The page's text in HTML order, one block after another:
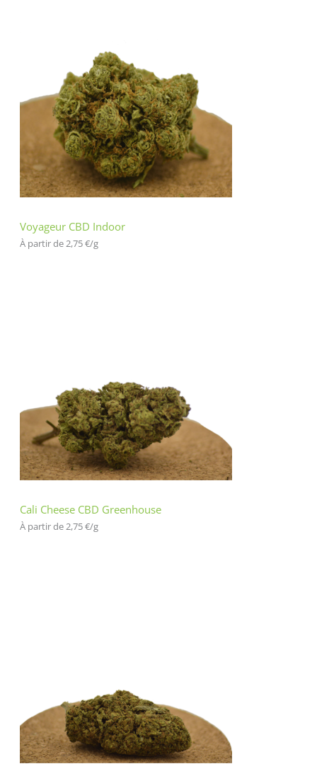
Voyageur CBD Indoor
À partir de 2,75€/g
Cali Cheese CBD Greenhouse
À partir de 2,75€/g